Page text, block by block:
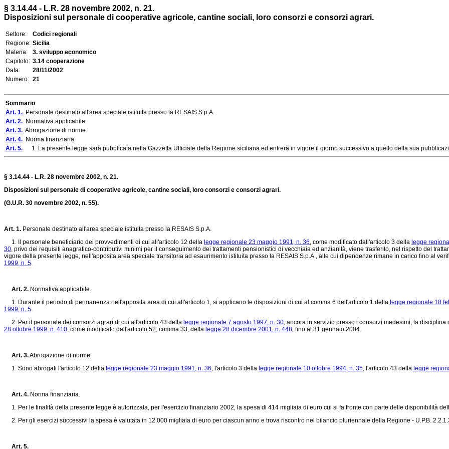
§ 3.14.44 - L.R. 28 novembre 2002, n. 21.
Disposizioni sul personale di cooperative agricole, cantine sociali, loro consorzi e consorzi agrari.
Settore:
Codici regionali
Regione: Sicilia
Materia:
3. sviluppo economico
Capitolo: 3.14 cooperazione
Data:
28/11/2002
Numero: 21
Sommario
Art. 1. Personale destinato all'area speciale istituita presso la RESAIS S.p.A.
Art. 2. Normativa applicabile.
Art. 3. Abrogazione di norme.
Art. 4. Norma finanziaria.
Art. 5. 1. La presente legge sarà pubblicata nella Gazzetta Ufficiale della Regione siciliana ed entrerà in vigore il giorno successivo a quello della sua
§ 3.14.44 - L.R. 28 novembre 2002, n. 21.
Disposizioni sul personale di cooperative agricole, cantine sociali, loro consorzi e consorzi agrari.
(G.U.R. 30 novembre 2002, n. 55).
Art. 1. Personale destinato all'area speciale istituita presso la RESAIS S.p.A.
1. Il personale beneficiario dei provvedimenti di cui all'articolo 12 della legge regionale 23 maggio 1991, n. 36, come modificato dall'articolo 3 della legge
30, privo dei requisiti anagrafico-contributivi minimi per il conseguimento dei trattamenti pensionistici di vecchiaia ed anzianità, viene trasferito, nel rispetto del
vigore della presente legge, nell'apposita area speciale transitoria ad esaurimento istituita presso la RESAIS S.p.A., alle cui dipendenze rimane in carico fino al
1999, n. 5.
Art. 2. Normativa applicabile.
1. Durante il periodo di permanenza nell'apposita area di cui all'articolo 1, si applicano le disposizioni di cui al comma 6 dell'articolo 1 della legge regionale 18
1999, n. 5.
2. Per il personale dei consorzi agrari di cui all'articolo 43 della legge regionale 7 agosto 1997, n. 30, ancora in servizio presso i consorzi medesimi, la
28 ottobre 1999, n. 410, come modificato dall'articolo 52, comma 33, della legge 28 dicembre 2001, n. 448, fino al 31 gennaio 2004.
Art. 3.Abrogazione di norme.
1. Sono abrogati l'articolo 12 della legge regionale 23 maggio 1991, n. 36, l'articolo 3 della legge regionale 10 ottobre 1994, n. 35, l'articolo 43 della legge
Art. 4. Norma finanziaria.
1. Per le finalità della presente legge è autorizzata, per l'esercizio finanziario 2002, la spesa di 414 migliaia di euro cui si fa fronte con parte delle disponibilità
2. Per gli esercizi successivi la spesa è valutata in 12.000 migliaia di euro per ciascun anno e trova riscontro nel bilancio pluriennale della Regione - U.P.B.
Art. 5.